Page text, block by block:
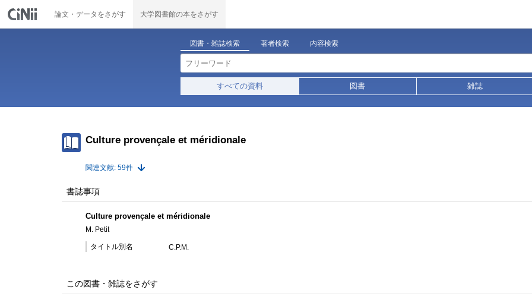
論文・データをさがす 大学図書館の本をさがす
図書・雑誌検索 著者検索 内容検索
すべての資料 図書 雑誌
Culture provençale et méridionale
関連文献: 59件
書誌事項
Culture provençale et méridionale
M. Petit
タイトル別名 C.P.M.
この図書・雑誌をさがす